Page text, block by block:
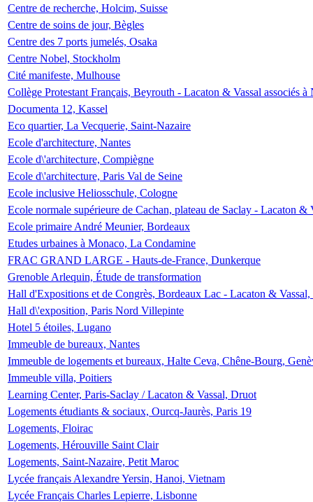
Centre de recherche, Holcim, Suisse
Centre de soins de jour, Bègles
Centre des 7 ports jumelés, Osaka
Centre Nobel, Stockholm
Cité manifeste, Mulhouse
Collège Protestant Français, Beyrouth - Lacaton & Vassal associés
Documenta 12, Kassel
Eco quartier, La Vecquerie, Saint-Nazaire
Ecole d'architecture, Nantes
Ecole d\'architecture, Compiègne
Ecole d\'architecture, Paris Val de Seine
Ecole inclusive Heliosschule, Cologne
Ecole normale supérieure de Cachan, plateau de Saclay - Lacaton &
Ecole primaire André Meunier, Bordeaux
Etudes urbaines à Monaco, La Condamine
FRAC GRAND LARGE - Hauts-de-France, Dunkerque
Grenoble Arlequin, Étude de transformation
Hall d'Expositions et de Congrès, Bordeaux Lac - Lacaton &
Hall d\'exposition, Paris Nord Villepinte
Hotel 5 étoiles, Lugano
Immeuble de bureaux, Nantes
Immeuble de logements et bureaux, Halte Ceva, Chêne-Bourg,
Immeuble villa, Poitiers
Learning Center, Paris-Saclay / Lacaton & Vassal, Druot
Logements étudiants & sociaux, Ourcq-Jaurès, Paris 19
Logements, Floirac
Logements, Hérouville Saint Clair
Logements, Saint-Nazaire, Petit Maroc
Lycée français Alexandre Yersin, Hanoi, Vietnam
Lycée Français Charles Lepierre, Lisbonne